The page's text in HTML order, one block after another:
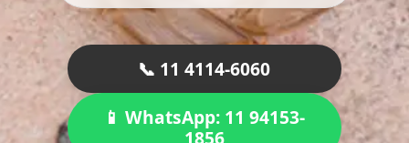
📞 11 4114-6060
📱 WhatsApp: 11 94153-